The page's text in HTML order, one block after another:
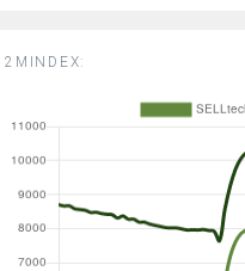
2MINDEX: